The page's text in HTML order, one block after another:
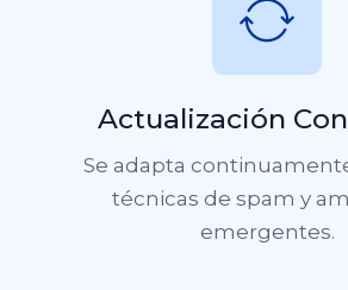
Actualización
Se adapta
técnicas de spam y
emergentes.